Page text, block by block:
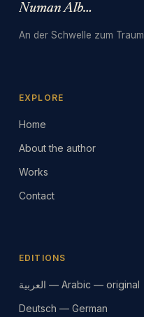
Numan Albarbari
An der Schwelle zum Traum
EXPLORE
Home
About the author
Works
Contact
EDITIONS
العربية — Arabic — original
Deutsch — German